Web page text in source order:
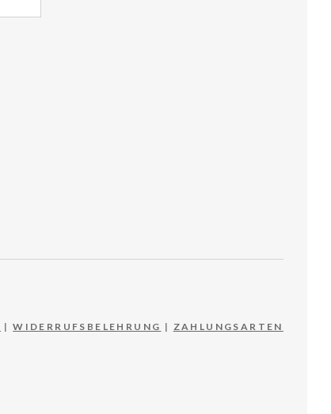
|WIDERRUFSBELEHRUNG | ZAHLUNGSARTEN